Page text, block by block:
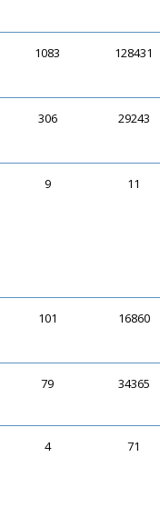
1083 128431
306 29243
9 11
101 16860
79 34365
4 71